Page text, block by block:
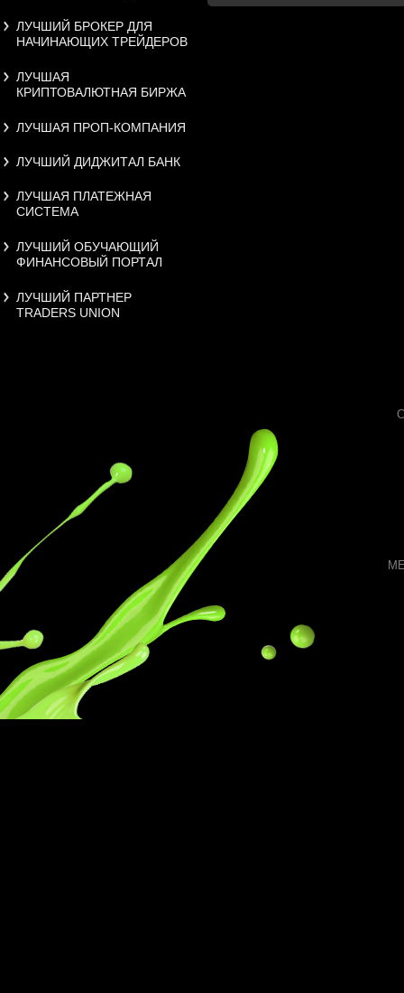
ЛУЧШИЙ БРОКЕР ДЛЯ
НАЧИНАЮЩИХ ТРЕЙДЕРОВ
ЛУЧШАЯ
КРИПТОВАЛЮТНАЯ БИРЖА
ЛУЧШАЯ ПРОП-КОМПАНИЯ
ЛУЧШИЙ ДИДЖИТАЛ БАНК
ЛУЧШАЯ ПЛАТЕЖНАЯ
СИСТЕМА
ЛУЧШИЙ ОБУЧАЮЩИЙ
ФИНАНСОВЫЙ ПОРТАЛ
ЛУЧШИЙ ПАРТНЕР
TRADERS UNION